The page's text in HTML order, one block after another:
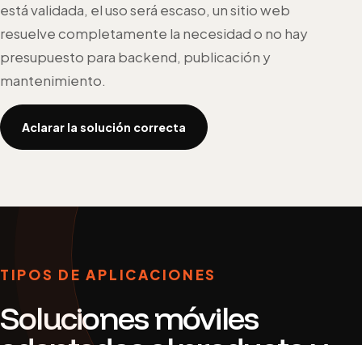
está validada, el uso será escaso, un sitio web
resuelve completamente la necesidad o no hay
presupuesto para backend, publicación y
mantenimiento.
Aclarar la solución correcta
TIPOS DE APLICACIONES
Soluciones móviles